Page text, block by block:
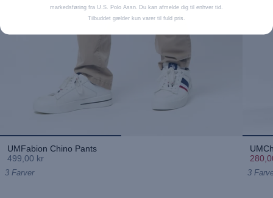
UMFabion Chino Pants
499,00 kr
3 Farver 3
markedsføring fra U.S. Polo Assn. Du kan afmelde dig til enhver tid.
Tilbuddet gælder kun varer til fuld pris.